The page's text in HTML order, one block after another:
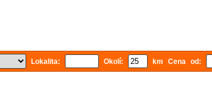
Lokalita: Okolí: km Cena od: